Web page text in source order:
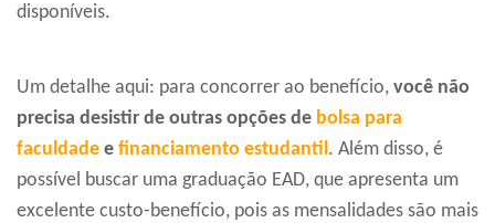
disponíveis.
Um detalhe aqui: para concorrer ao benefício, você não
precisa desistir de outras opções de bolsa para
faculdade e financiamento estudantil. Além disso, é
possível buscar uma graduação EAD, que apresenta um
excelente custo-benefício, pois as mensalidades são mais